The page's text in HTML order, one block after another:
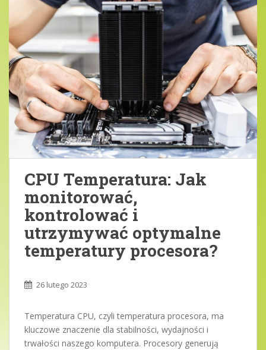
CPU Temperatura: Jak
monitorować,
kontrolować i
utrzymywać optymalne
temperatury procesora?
26 lutego 2023
Temperatura CPU, czyli temperatura procesora, ma
kluczowe znaczenie dla stabilności, wydajności i
trwałości naszego komputera. Procesory generują